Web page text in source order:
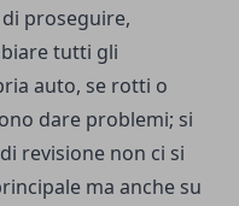
proseguire,
tutti gli
auto, se rotti o
dare problemi; si
revisione non ci si
ma anche su